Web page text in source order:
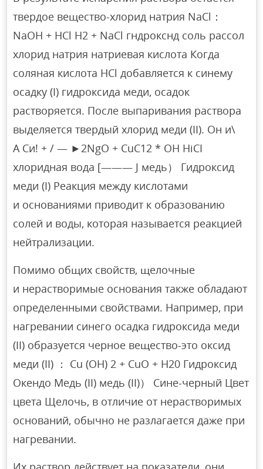
твердое вещество-хлорид натрия NaCl：
NaOH + HCl H2 + NaCl гндрокснд соль рассол
хлорид натрия натриевая кислота Когда
соляная кислота HCl добавляется к синему
осадку (I) гидроксида меди, осадок
растворяется. После выпаривания раствора
выделяется твердый хлорид меди (II). Он и\
А Си! + / — ►2NgO + CuC12 * OH HiCI
хлоридная вода [——— J медь） Гидроксид
меди (I) Реакция между кислотами
и основаниями приводит к образованию
солей и воды, которая называется реакцией
нейтрализации.
Помимо общих свойств, щелочные
и нерастворимые основания также обладают
определенными свойствами. Например, при
нагревании синего осадка гидроксида меди
(II) образуется черное вещество-это оксид
меди (II) ： Cu (OH) 2 + CuO + H20 Гидроксид
Окендо Медь (II) медь (II)） Сине-черный Цвет
цвета Щелочь, в отличие от нерастворимых
оснований, обычно не разлагается даже при
нагревании.